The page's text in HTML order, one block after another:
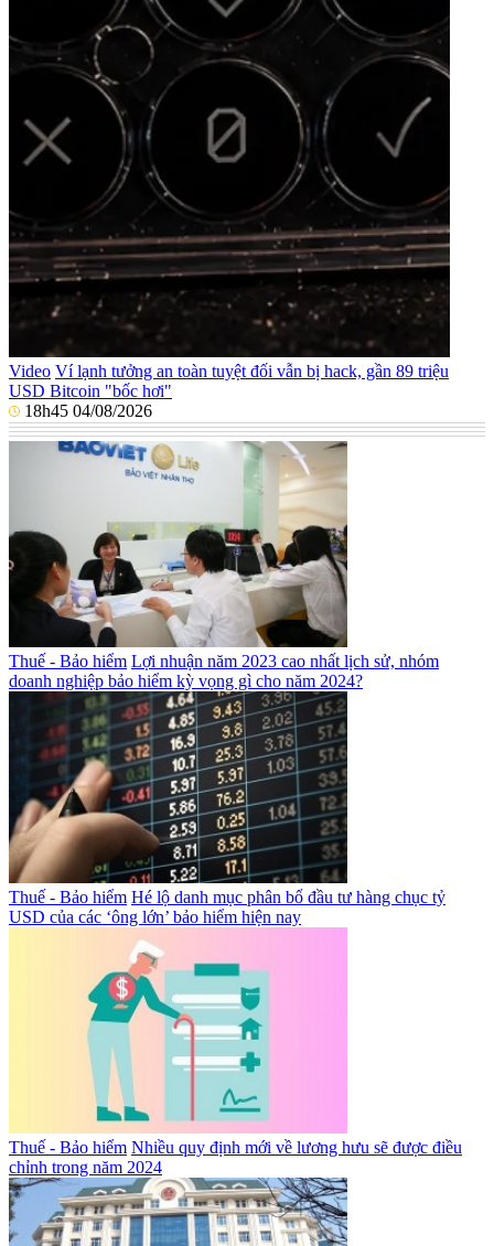
Video Ví lạnh tưởng an toàn tuyệt đối vẫn bị hack, gần 89 triệu
USD Bitcoin "bốc hơi"
18h45 04/08/2026
Thuế - Bảo hiểm Lợi nhuận năm 2023 cao nhất lịch sử, nhóm
doanh nghiệp bảo hiểm kỳ vọng gì cho năm 2024?
Thuế - Bảo hiểm Hé lộ danh mục phân bổ đầu tư hàng chục tỷ
USD của các ‘ông lớn’ bảo hiểm hiện nay
Thuế - Bảo hiểm Nhiều quy định mới về lương hưu sẽ được điều
chỉnh trong năm 2024